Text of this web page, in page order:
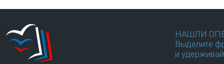
НАШЛИ
Выделите
и